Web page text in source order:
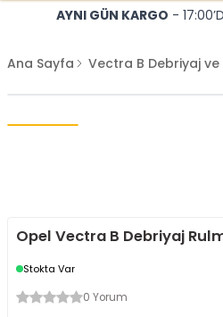
AYNI GÜN KARGO -
Ana Sayfa Vectra B Debriyaj ve
Opel Vectra B Debriyaj
Stokta Var
0 Yorum